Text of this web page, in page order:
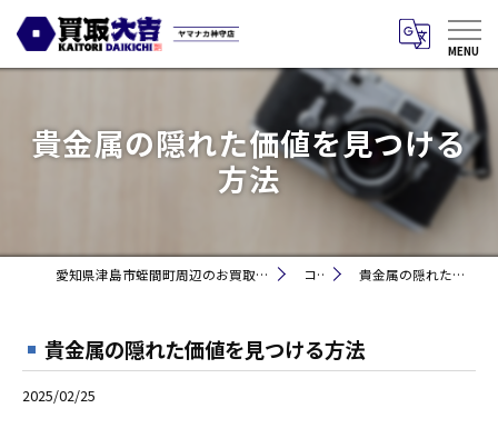
貴金属の隠れた価値を見つける
方法
愛知県津島市蛭間町周辺のお買取りなら買取大吉 ヤマナカ神守店 コラム 貴金属の隠れた価値を見つける方法
貴金属の隠れた価値を見つける方法
2025/02/25